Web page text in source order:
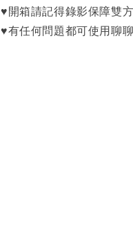
♥開箱請記得錄影保障雙
♥有任何問題都可使用聊